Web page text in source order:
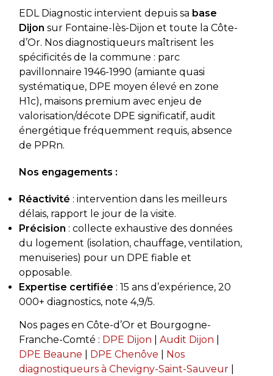
EDL Diagnostic intervient depuis sa base
Dijon sur Fontaine-lès-Dijon et toute la Côte-
d’Or. Nos diagnostiqueurs maîtrisent les
spécificités de la commune : parc
pavillonnaire 1946-1990 (amiante quasi
systématique, DPE moyen élevé en zone
H1c), maisons premium avec enjeu de
valorisation/décote DPE significatif, audit
énergétique fréquemment requis, absence
de PPRn.
Nos engagements :
Réactivité : intervention dans les meilleurs
délais, rapport le jour de la visite.
Précision : collecte exhaustive des données
du logement (isolation, chauffage, ventilation,
menuiseries) pour un DPE fiable et
opposable.
Expertise certifiée : 15 ans d’expérience, 20
000+ diagnostics, note 4,9/5.
Nos pages en Côte-d’Or et Bourgogne-
Franche-Comté : DPE Dijon Audit Dijon
DPE Beaune
DPE Chenôve
Nos
diagnostiqueurs à Chevigny-Saint-Sauveur|